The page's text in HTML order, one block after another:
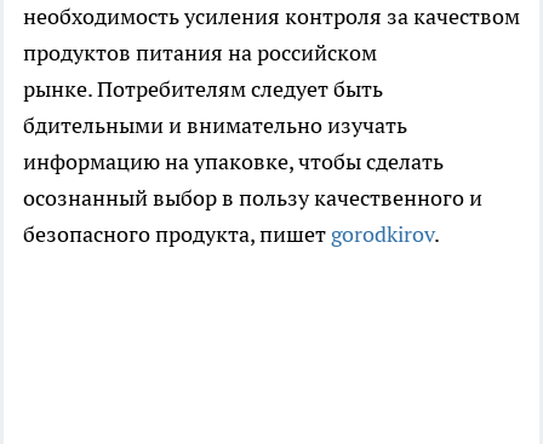
необходимость усиления контроля за качеством
продуктов питания на российском
рынке. Потребителям следует быть
бдительными и внимательно изучать
информацию на упаковке, чтобы сделать
осознанный выбор в пользу качественного и
безопасного продукта, пишет gorodkirov.